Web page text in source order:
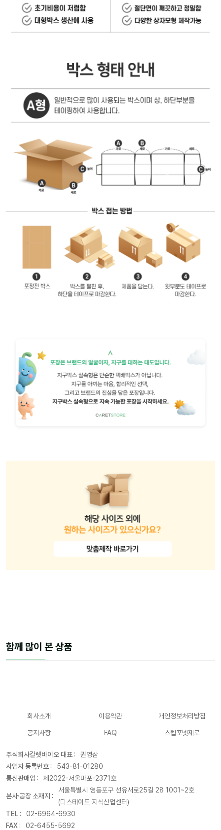
함께 많이 본 상품
회사소개 이용약관 개인정보처리방침
공지사항 FAQ 스텝포넷제로
주식회사칼렛바이오 대표 :
권영삼
사업자 등록번호 :
543-81-01280
통신판매업 :
제2022-서울마포-2371호
본사·공장 소재지 :
서울특별시 영등포구 선유서로25길 28 1001~2호
(디스테이트 지식산업센터)
TEL :
02-6964-6930
FAX :
02-6455-5692